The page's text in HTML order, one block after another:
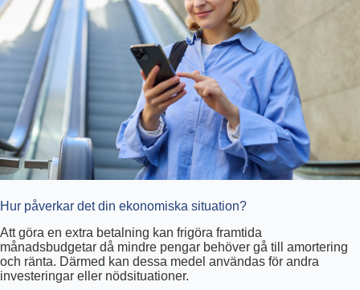
Hur påverkar det din ekonomiska situation?
Att göra en extra betalning kan frigöra framtida
månadsbudgetar då mindre pengar behöver gå till amortering
och ränta. Därmed kan dessa medel användas för andra
investeringar eller nödsituationer.